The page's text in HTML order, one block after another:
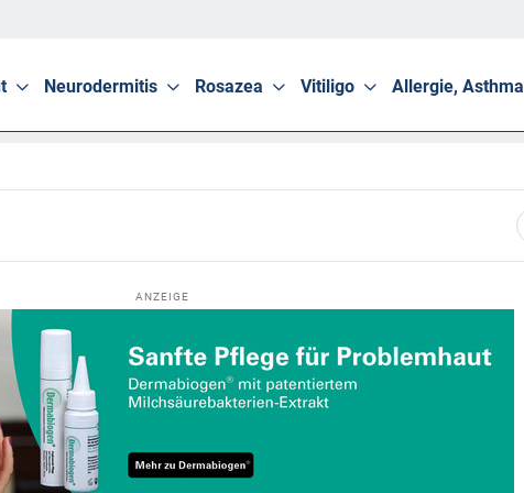
Neurodermitis Rosazea Vitiligo Allergie, Asthma
ANZEIGE